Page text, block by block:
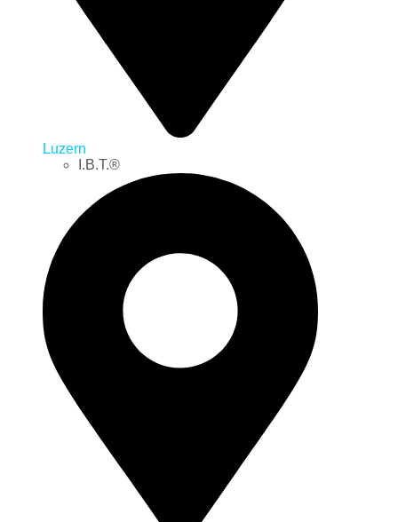
Luzern
I.B.T.®